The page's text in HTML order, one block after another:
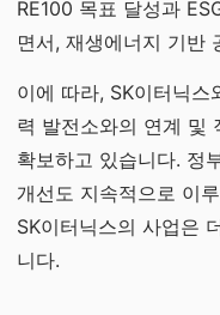
RE100 목표 달성과
면서, 재생에너지 기반
이에 따라, SK이터닉
력 발전소와의 연계 및
확보하고 있습니다. 정
개선도 지속적으로 이
SK이터닉스의 사업은
니다.